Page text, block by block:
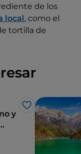
de los
local, como el
tortilla de
Me gusta
y